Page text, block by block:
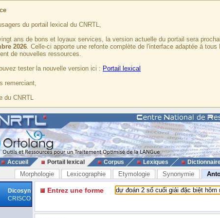
du portail lexical du CNRTL,
ans de bons et loyaux services, la version actuelle du portail sera
2026. Celle-ci apporte une refonte complète de l'interface adaptée à
de nouvelles ressources.
tester la nouvelle version ici : Portail lexical
remerciant,
du CNRTL
Accueil Portail lexical Corpus Lexiques
Morphologie Lexicographie Etymologie Synonymie
Dicosyn
CRISCO
Entrez une forme